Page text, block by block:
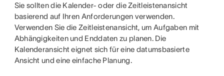
Sie sollten die Kalender- oder die Zeitleistenansicht
basierend auf Ihren Anforderungen verwenden.
Verwenden Sie die Zeitleistenansicht, um Aufgaben mit
Abhängigkeiten und Enddaten zu planen. Die
Kalenderansicht eignet sich für eine datumsbasierte
Ansicht und eine einfache Planung.